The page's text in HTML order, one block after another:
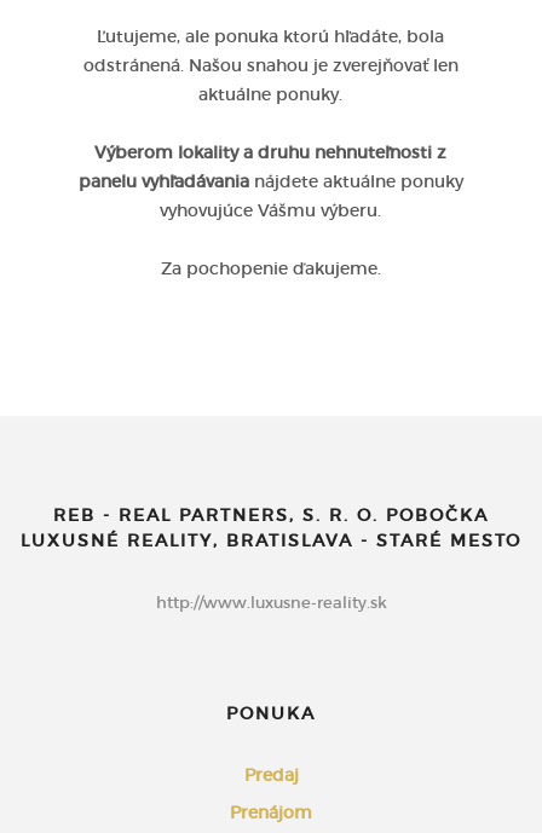
Ľutujeme, ale ponuka ktorú hľadáte, bola
odstránená. Našou snahou je zverejňovať len
aktuálne ponuky.
Výberom lokality a druhu nehnuteľnosti z
panelu vyhľadávanianájdete aktuálne ponuky
vyhovujúce Vášmu výberu.
Za pochopenie ďakujeme.
REB - REAL PARTNERS, S. R. O. POBOČKA
LUXUSNÉ REALITY, BRATISLAVA - STARÉ MESTO
http://www.luxusne-reality.sk
PONUKA
Predaj
Prenájom